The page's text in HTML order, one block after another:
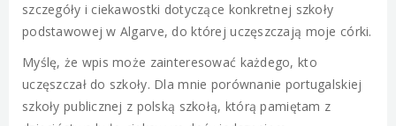
szczegóły i ciekawostki dotyczące konkretnej szkoły
podstawowej w Algarve, do której uczęszczają moje córki.
Myślę, że wpis może zainteresować każdego, kto
uczęszczał do szkoły. Dla mnie porównanie portugalskiej
szkoły publicznej z polską szkołą, którą pamiętam z